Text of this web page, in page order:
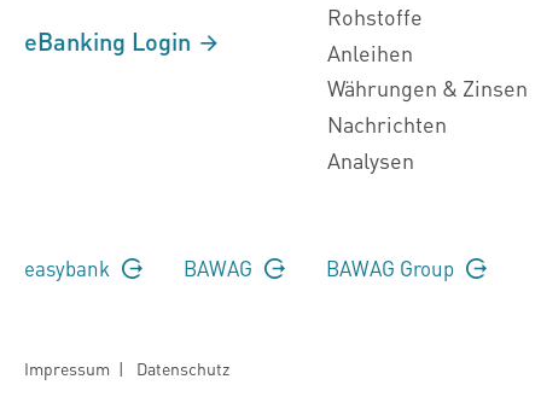
eBanking Login
Rohstoffe
Anleihen
Währungen & Zinsen
Nachrichten
Analysen
easybank BAWAG BAWAG Group
Impressum | Datenschutz